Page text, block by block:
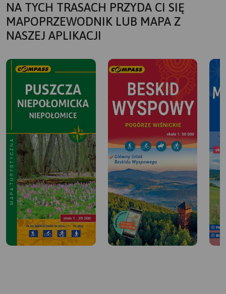
NA TYCH TRASACH PRZYDA CI SIĘ
MAPOPRZEWODNIK LUB MAPA Z
NASZEJ APLIKACJI